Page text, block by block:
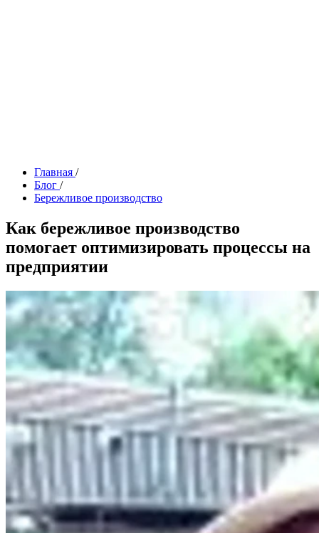
Главная /
Блог /
Бережливое производство
Как бережливое производство
помогает оптимизировать процессы на
предприятии